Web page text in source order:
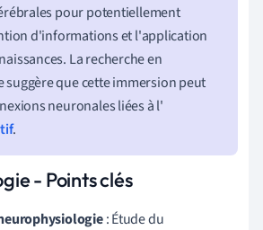
pour potentiellement
d'informations et l'application
La recherche en
que cette immersion peut
neuronales liées à l'
.
- Points clés
: Étude du